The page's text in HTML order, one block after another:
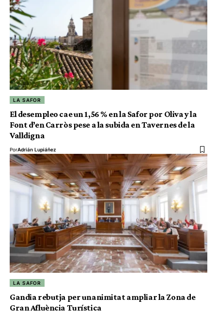
LA SAFOR
El desempleo cae un 1,56 % en la Safor por Oliva y la
Font d’en Carròs pese a la subida en Tavernes de la
Valldigna
PorAdrián Lupiáñez
LA SAFOR
Gandia rebutja per unanimitat ampliar la Zona de
Gran Afluència Turística